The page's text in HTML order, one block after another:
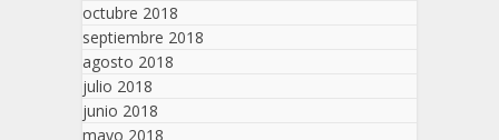
octubre 2018
septiembre 2018
agosto 2018
julio 2018
junio 2018
mayo 2018